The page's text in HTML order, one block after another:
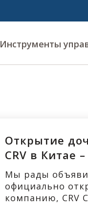
Инструменты
Открытие
CRV в Китае
глобальной
Мы рады
официально
компанию, CRV